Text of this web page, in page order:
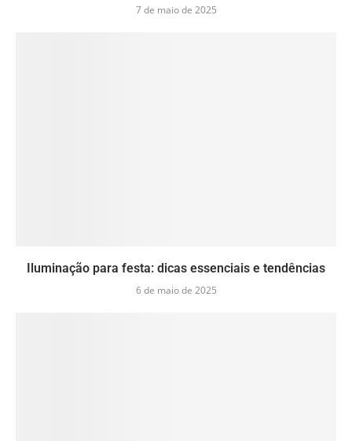
7 de maio de 2025
Iluminação para festa: dicas essenciais e tendências
6 de maio de 2025